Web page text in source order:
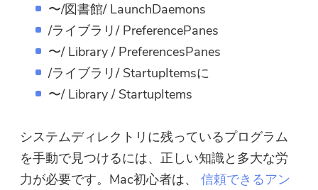
〜/図書館/ LaunchDaemons
/ライブラリ/ PreferencePanes
〜/ Library / PreferencesPanes
/ライブラリ/ StartupItemsに
〜/ Library / StartupItems
システムディレクトリに残っているプログラム
を手動で見つけるには、正しい知識と多大な労
力が必要です。Mac初心者は、信頼できるアン